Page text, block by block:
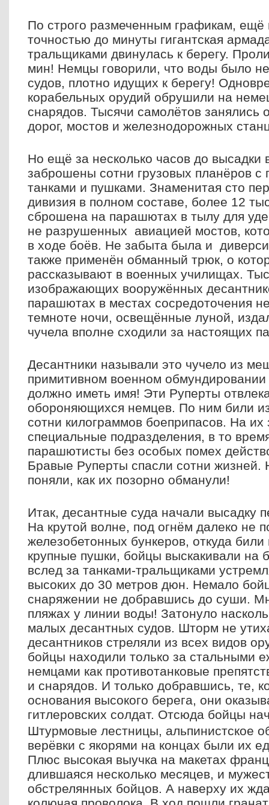
По строго размеченным графикам, ещё
точностью до минуты гигантская
тральщиками двинулась к берегу.
мин! Немцы говорили, что воды было
судов, плотно идущих к берегу!
корабельных орудий обрушили на
снарядов. Тысячи самолётов занялись
дорог, мостов и железнодорожных
Но ещё за несколько часов до
заброшены сотни грузовых планёров с
танками и пушками. Знаменитая сто
дивизия в полном составе, более 12
сброшена на парашютах в тылу для
не разрушенных авиацией мостов,
в ходе боёв. Не забыта была и
также применён обманный трюк, о
рассказывают в военных училищах.
изображающих вооружённых
парашютах в местах сосредоточения
темноте ночи, освещённые луной,
чучела вполне сходили за настоящих
Десантники называли это чучело из
примитивном военном
должно иметь имя! Эти Руперты
обороняющихся немцев. По ним били
сотни килограммов боеприпасов. На их
специальные подразделения, в то
парашютисты без особых помех
Бравые Руперты спасли сотни жизней.
поняли, как их позорно обманули!
Итак, десантные суда начали высадку
На крутой волне, под огнём далеко не
железобетонных бункеров, откуда
крупные пушки, бойцы выскакивали на
вслед за танками-тральщиками
высоких до 30 метров дюн. Немало
снаряжении не добравшись до суши.
пляжах у линии воды! Затонуло
малых десантных судов. Шторм не
десантников стреляли из всех видов
бойцы находили только за стальными
немцами как противотанковые
и снарядов. И только добравшись, те,
основания высокого берега, они
гитлеровских солдат. Отсюда бойцы
Штурмовые лестницы, альпинистское
верёвки с якорями на концах были их
Плюс высокая выучка на макетах
длившаяся несколько месяцев, и
обстрелянных бойцов. А наверху их